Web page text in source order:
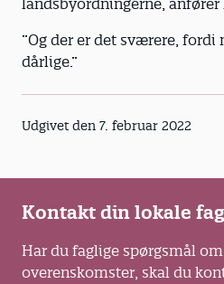
landsbyordningerne, anfører
”Og der er det sværere, fordi
dårlige.”
Udgivet den 7. februar 2022
Kontakt din lokale
Har du faglige spørgsmål
overenskomster, skal du